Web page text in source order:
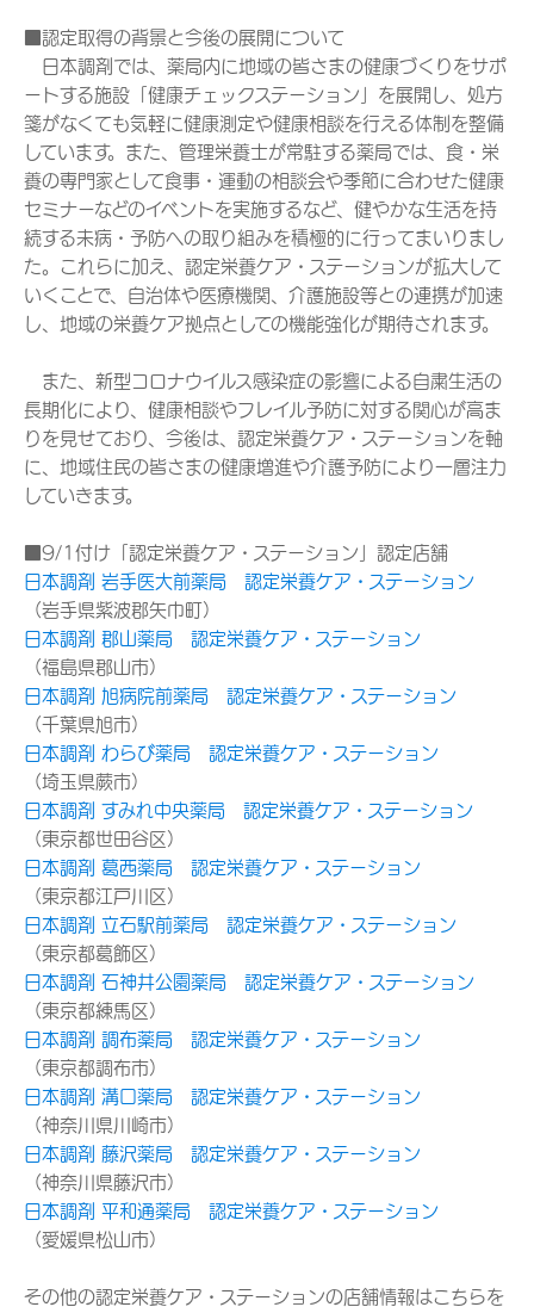
■認定取得の背景と今後の展開について
日本調剤では、薬局内に地域の皆さまの健康づくりをサポ
ートする施設「健康チェックステーション」を展開し、処方
箋がなくても気軽に健康測定や健康相談を行える体制を整備
しています。また、管理栄養士が常駐する薬局では、食・栄
養の専門家として食事・運動の相談会や季節に合わせた健康
セミナーなどのイベントを実施するなど、健やかな生活を持
続する未病・予防への取り組みを積極的に行ってまいりまし
た。これらに加え、認定栄養ケア・ステーションが拡大して
いくことで、自治体や医療機関、介護施設等との連携が加速
し、地域の栄養ケア拠点としての機能強化が期待されます。
また、新型コロナウイルス感染症の影響による自粛生活の
長期化により、健康相談やフレイル予防に対する関心が高ま
りを見せており、今後は、認定栄養ケア・ステーションを軸
に、地域住民の皆さまの健康増進や介護予防により一層注力
していきます。
■9/1付け「認定栄養ケア・ステーション」認定店舗
日本調剤 岩手医大前薬局 認定栄養ケア・ステーション
（岩手県紫波郡矢巾町）
日本調剤 郡山薬局 認定栄養ケア・ステーション
（福島県郡山市）
日本調剤 旭病院前薬局 認定栄養ケア・ステーション
（千葉県旭市）
日本調剤 わらび薬局 認定栄養ケア・ステーション
（埼玉県蕨市）
日本調剤 すみれ中央薬局 認定栄養ケア・ステーション
（東京都世田谷区）
日本調剤 葛西薬局 認定栄養ケア・ステーション
（東京都江戸川区）
日本調剤 立石駅前薬局 認定栄養ケア・ステーション
（東京都葛飾区）
日本調剤 石神井公園薬局 認定栄養ケア・ステーション
（東京都練馬区）
日本調剤 調布薬局 認定栄養ケア・ステーション
（東京都調布市）
日本調剤 溝口薬局 認定栄養ケア・ステーション
（神奈川県川崎市）
日本調剤 藤沢薬局 認定栄養ケア・ステーション
（神奈川県藤沢市）
日本調剤 平和通薬局 認定栄養ケア・ステーション
（愛媛県松山市）
その他の認定栄養ケア・ステーションの店舗情報はこちらを